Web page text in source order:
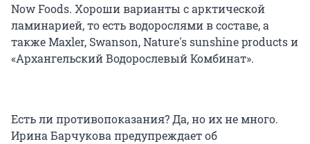
Now Foods. Хороши варианты с арктической
ламинарией, то есть водорослями в составе, а
также Maxler, Swanson, Nature's sunshine products и
«Архангельский Водорослевый Комбинат».
Есть ли противопоказания? Да, но их не много.
Ирина Барчукова предупреждает об